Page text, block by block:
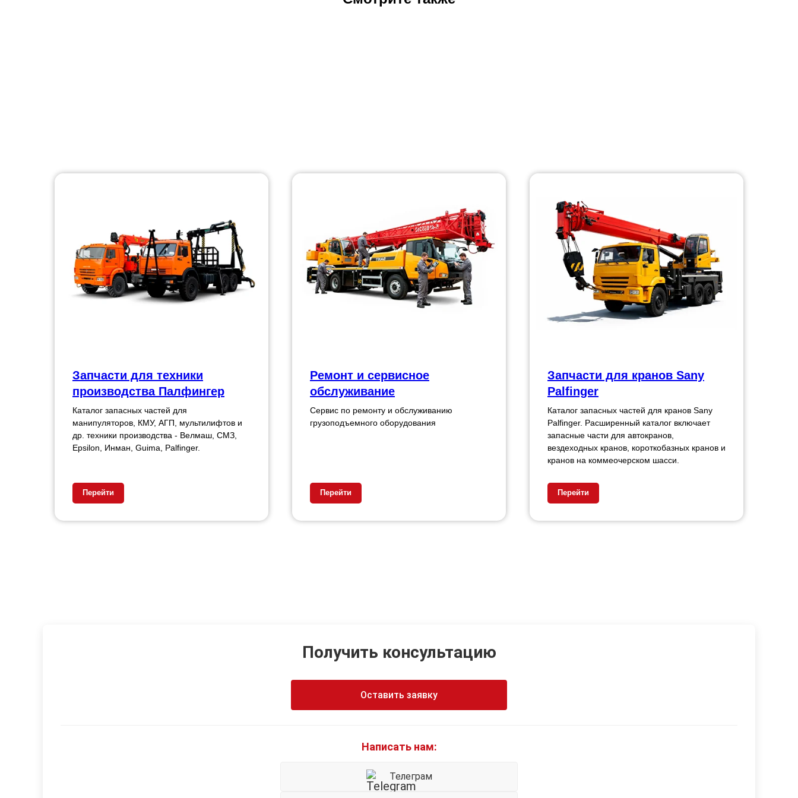
Запчасти для техники
производства Палфингер
Каталог запасных частей для
манипуляторов, КМУ, АГП, мультилифтов и
др. техники производства - Велмаш, СМЗ,
Epsilon, Инман, Guima, Palfinger.
Перейти
Ремонт и сервисное
обслуживание
Сервис по ремонту и обслуживанию
грузоподъемного оборудования
Перейти
Запчасти для кранов Sany
Palfinger
Каталог запасных частей для кранов Sany
Palfinger. Расширенный каталог включает
запасные части для автокранов,
вездеходных кранов, короткобазных кранов и
кранов на коммеочерском шасси.
Перейти
Получить консультацию
Оставить заявку
Написать нам:
Телеграм